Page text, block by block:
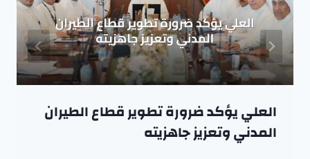
العلي يؤكد ضرورة تطوير قطاع الطيران
المدني وتعزيز جاهزيته